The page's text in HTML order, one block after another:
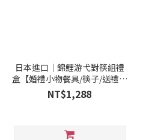
日本進口｜錦鯉游弋對筷組禮
盒【婚禮小物餐具/筷子/送禮小
物】
NT$1,288